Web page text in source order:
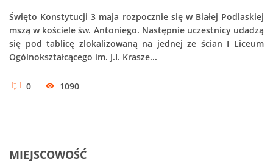
Święto Konstytucji 3 maja rozpocznie się w Białej Podlaskiej
mszą w kościele św. Antoniego. Następnie uczestnicy udadzą
się pod tablicę zlokalizowaną na jednej ze ścian I Liceum
Ogólnokształcącego im. J.I. Krasze...
0 1090
MIEJSCOWOŚĆ